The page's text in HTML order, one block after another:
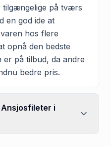
tilgængelige på tværs
en god ide at
hos flere
opnå den bedste
er på tilbud, da andre
bedre pris.
i